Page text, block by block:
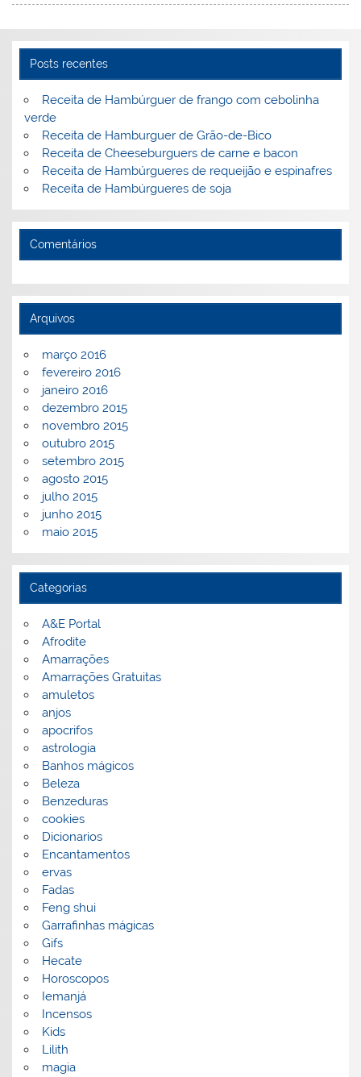
Posts recentes
Receita de Hambúrguer de frango com cebolinha
verde
Receita de Hamburguer de Grão-de-Bico
Receita de Cheeseburguers de carne e bacon
Receita de Hambúrgueres de requeijão e espinafres
Receita de Hambúrgueres de soja
Comentários
Arquivos
março 2016
fevereiro 2016
janeiro 2016
dezembro 2015
novembro 2015
outubro 2015
setembro 2015
agosto 2015
julho 2015
junho 2015
maio 2015
Categorias
A&E Portal
Afrodite
Amarrações
Amarrações Gratuitas
amuletos
anjos
apocrifos
astrologia
Banhos mágicos
Beleza
Benzeduras
cookies
Dicionarios
Encantamentos
ervas
Fadas
Feng shui
Garrafinhas mágicas
Gifs
Hecate
Horoscopos
Iemanjá
Incensos
Kids
Lilith
magia